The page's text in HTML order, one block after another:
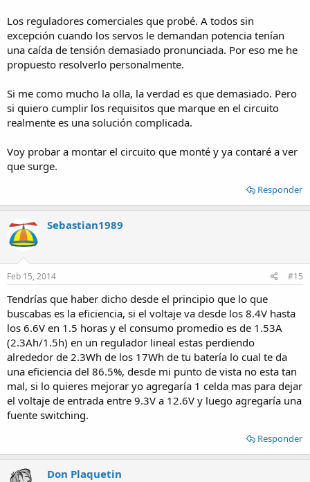
Los reguladores comerciales que probé. A todos sin
excepción cuando los servos le demandan potencia tenían
una caída de tensión demasiado pronunciada. Por eso me he
propuesto resolverlo personalmente.
Si me como mucho la olla, la verdad es que demasiado. Pero
si quiero cumplir los requisitos que marque en el circuito
realmente es una solución complicada.
Voy probar a montar el circuito que monté y ya contaré a ver
que surge.
Responder
Sebastian1989
Feb 15, 2014 #15
Tendrías que haber dicho desde el principio que lo que
buscabas es la eficiencia, si el voltaje va desde los 8.4V hasta
los 6.6V en 1.5 horas y el consumo promedio es de 1.53A
(2.3Ah/1.5h) en un regulador lineal estas perdiendo
alrededor de 2.3Wh de los 17Wh de tu batería lo cual te da
una eficiencia del 86.5%, desde mi punto de vista no esta tan
mal, si lo quieres mejorar yo agregaría 1 celda mas para dejar
el voltaje de entrada entre 9.3V a 12.6V y luego agregaría una
fuente switching.
Responder
Don Plaquetin